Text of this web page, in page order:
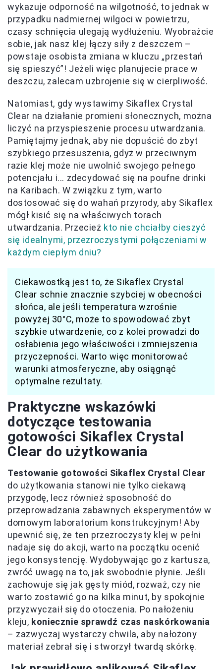
wykazuje odporność na wilgotność, to jednak w
przypadku nadmiernej wilgoci w powietrzu,
czasy schnięcia ulegają wydłużeniu. Wyobraźcie
sobie, jak nasz klej łączy siły z deszczem –
powstaje osobista zmiana w kluczu „przestań
się spieszyć”! Jeżeli więc planujecie prace w
deszczu, zalecam uzbrojenie się w cierpliwość.
Natomiast, gdy wystawimy Sikaflex Crystal
Clear na działanie promieni słonecznych, można
liczyć na przyspieszenie procesu utwardzania.
Pamiętajmy jednak, aby nie dopuścić do zbyt
szybkiego przesuszenia, gdyż w przeciwnym
razie klej może nie uwolnić swojego pełnego
potencjału i... zdecydować się na poufne drinki
na Karibach. W związku z tym, warto
dostosować się do wahań przyrody, aby Sikaflex
mógł kisić się na właściwych torach
utwardzania. Przecież kto nie chciałby cieszyć
się idealnymi, przezroczystymi połączeniami w
każdym ciepłym dniu?
Ciekawostką jest to, że Sikaflex Crystal
Clear schnie znacznie szybciej w obecności
słońca, ale jeśli temperatura wzrośnie
powyżej 30°C, może to spowodować zbyt
szybkie utwardzenie, co z kolei prowadzi do
osłabienia jego właściwości i zmniejszenia
przyczepności. Warto więc monitorować
warunki atmosferyczne, aby osiągnąć
optymalne rezultaty.
Praktyczne wskazówki
dotyczące testowania
gotowości Sikaflex Crystal
Clear do użytkowania
Testowanie gotowości Sikaflex Crystal Clear
do użytkowania stanowi nie tylko ciekawą
przygodę, lecz również sposobność do
przeprowadzania zabawnych eksperymentów w
domowym laboratorium konstrukcyjnym! Aby
upewnić się, że ten przezroczysty klej w pełni
nadaje się do akcji, warto na początku ocenić
jego konsystencję. Wydobywając go z kartusza,
zwróć uwagę na to, jak swobodnie płynie. Jeśli
zachowuje się jak gęsty miód, rozważ, czy nie
warto zostawić go na kilka minut, by spokojnie
przyzwyczaił się do otoczenia. Po nałożeniu
kleju, koniecznie sprawdź czas naskórkowania
– zazwyczaj wystarczy chwila, aby nałożony
materiał zebrał się i stworzył twardą skórkę.